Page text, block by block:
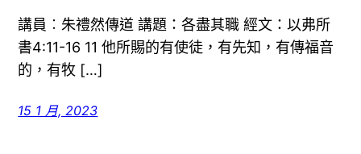
講員︰朱禮然傳道 講題：各盡其職 經文：以弗所
書4:11-16 11 他所賜的有使徒，有先知，有傳福音
的，有牧 […]
15 1 月, 2023